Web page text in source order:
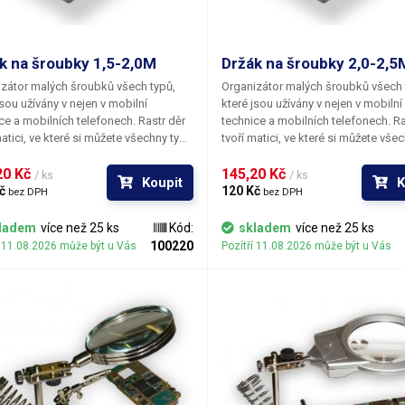
na šroubky 1,5-2,0M
malých šroubků všech typů,
užívány v nejen v mobilní
a mobilních telefonech. Rastr děr
ve které si můžete všechny typy
jsou vždy nahoře a snadno
Nikam se neodkutálí,
ani se nepomíchají
Vkládání i vybírání šroubků je
se šroubovákem, jehož
Kč / ks
bez DPH
Koupit
více než 25 ks
může být u Vás
Kód:
100220
Držák na šroubky 2,0-
Organizátor malých šroubků všech
které jsou užívány v nejen v mobilní
technice a mobilních telefonech.
tvoří matici, ve které si můžete
šroubů jsou vždy nahoře a snadno
identifikovatelné. Nikam se
nikam nespadnou ani se
s ostatními. Vkládání i vybírání
velice snadné se šroubovákem,
145,20 Kč / ks
120 Kč bez DPH
skladem více než 25 ks
Pozítří 11.08.2026 může být u Vás